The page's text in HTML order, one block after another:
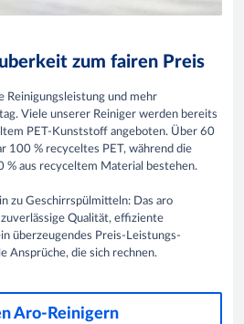
zum fairen Preis
Reinigungsleistung und mehr
Viele unserer Reiniger werden bereits
PET-Kunststoff angeboten. Über 60
100 % recyceltes PET, während die
% aus recyceltem Material bestehen.
zu Geschirrspülmitteln: Das aro
Qualität, effiziente
überzeugendes Preis-Leistungs-
Ansprüche, die sich rechnen.
Aro-Reinigern